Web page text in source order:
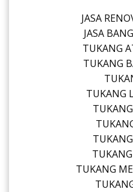
JASA
JASA
TUKANG
TUKANG
TUKANG
TUKANG